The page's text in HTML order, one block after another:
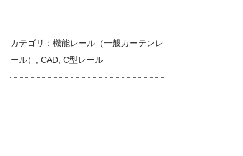
カテゴリ： 機能レール（一般カーテンレ
ール）
CAD, C型レール